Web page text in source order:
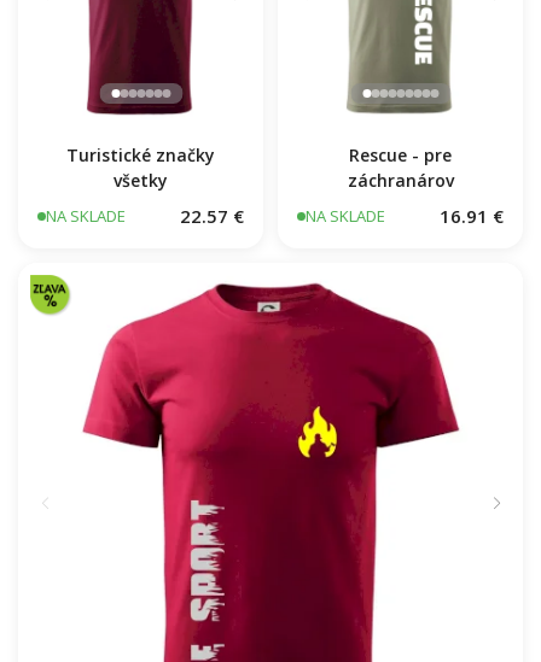
Turistické značky
všetky
NA SKLADE 22.57 €
Rescue - pre
záchranárov
NA SKLADE 16.91 €